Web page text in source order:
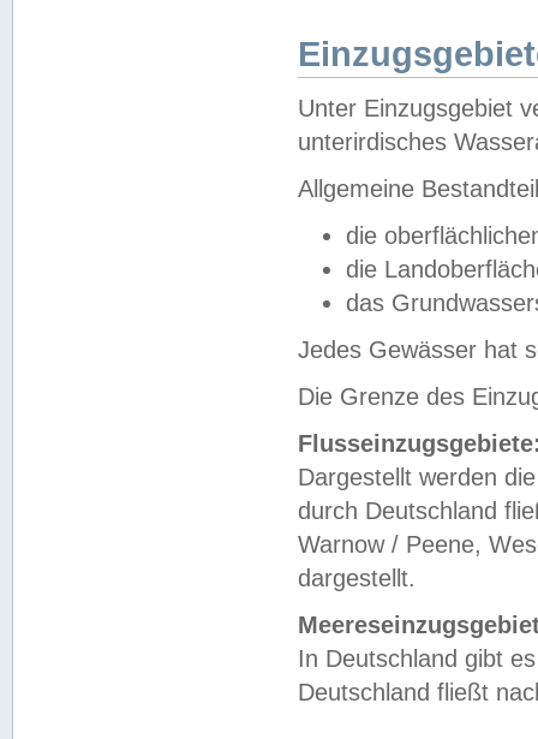
Unter Einzugsgebiet
unterirdisches
Allgemeine
die
die
das
Jedes Gewässer hat
Die Grenze des
Dargestellt werden
durch Deutschland
Warnow / Peene,
dargestellt.
In Deutschland gibt
Deutschland fließt